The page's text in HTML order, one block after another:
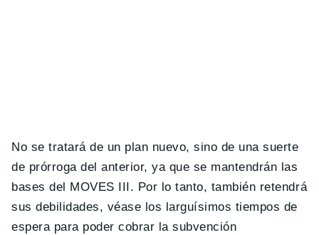
No se tratará de un plan nuevo, sino de una suerte
de prórroga del anterior, ya que se mantendrán las
bases del MOVES III. Por lo tanto, también retendrá
sus debilidades, véase los larguísimos tiempos de
espera para poder cobrar la subvención